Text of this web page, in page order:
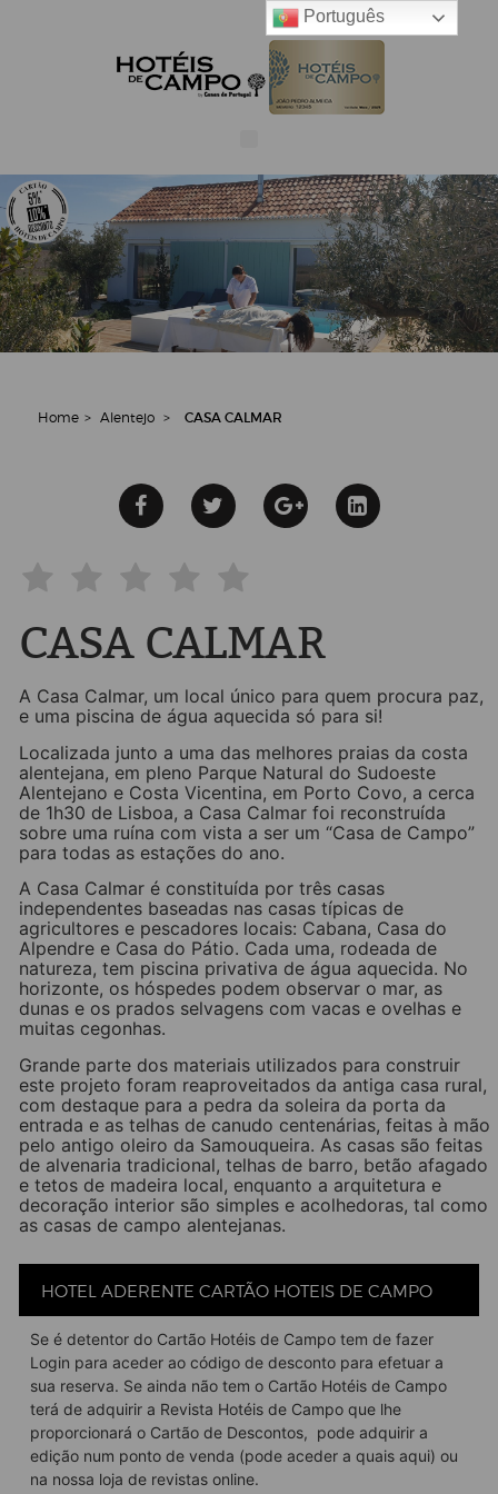
Home > Alentejo > CASA CALMAR
CASA CALMAR
A Casa Calmar, um local único para quem procura paz,
e uma piscina de água aquecida só para si!
Localizada junto a uma das melhores praias da costa
alentejana, em pleno Parque Natural do Sudoeste
Alentejano e Costa Vicentina, em Porto Covo, a cerca
de 1h30 de Lisboa, a Casa Calmar foi reconstruída
sobre uma ruína com vista a ser um “Casa de Campo”
para todas as estações do ano.
A Casa Calmar é constituída por três casas
independentes baseadas nas casas típicas de
agricultores e pescadores locais: Cabana, Casa do
Alpendre e Casa do Pátio. Cada uma, rodeada de
natureza, tem piscina privativa de água aquecida. No
horizonte, os hóspedes podem observar o mar, as
dunas e os prados selvagens com vacas e ovelhas e
muitas cegonhas.
Grande parte dos materiais utilizados para construir
este projeto foram reaproveitados da antiga casa rural,
com destaque para a pedra da soleira da porta da
entrada e as telhas de canudo centenárias, feitas à mão
pelo antigo oleiro da Samouqueira. As casas são feitas
de alvenaria tradicional, telhas de barro, betão afagado
e tetos de madeira local, enquanto a arquitetura e
decoração interior são simples e acolhedoras, tal como
as casas de campo alentejanas.
E como a Casa Calmar é um projeto sustentável,
utilizam bombas de calor, de forma a transformar a
energia térmica em calor. Já a água da chuva é
armazenada para ser reutilizada na rega dos espaços
exteriores. Todos os quartos têm casa de banho
privativa e todas as casas têm terraços amplos. Nas
casas do alpendre e do pátio foi instalada uma
mezzanine, enquanto na cabana foi colocada uma
banheira junto à janela, podendo assim apreciar a
paisagem.
Todos os hospedes podem usufuir de um magnífico
HOTEL ADERENTE CARTÃO HOTEIS DE CAMPO
Se é detentor do Cartão Hotéis de Campo tem de fazer
Login para aceder ao código de desconto para efetuar a
sua reserva. Se ainda não tem o Cartão Hotéis de Campo
terá de adquirir a Revista Hotéis de Campo que lhe
proporcionará o Cartão de Descontos, pode adquirir a
edição num ponto de venda (pode aceder a quaisaqui) ou
na nossa loja de revistas online.
Português